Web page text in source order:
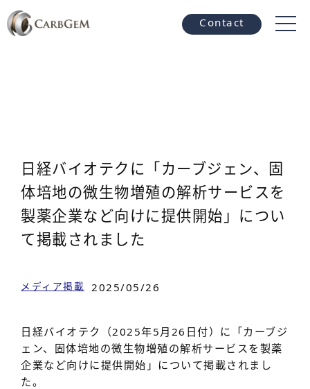
Contact
日経バイオテクに「カーブジェン、固
体培地の微生物増殖の解析サービスを
製薬企業など向けに提供開始」につい
て掲載されました
メディア掲載 2025/05/26
日経バイオテク（2025年5月26日付）に「カーブジ
ェン、固体培地の微生物増殖の解析サービスを製薬
企業など向けに提供開始」について掲載されまし
た。